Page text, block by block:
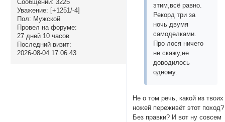
Сообщений: 3225
Уважение: [+1251/-4]
Пол: Мужской
Провел на форуме:
27 дней 10 часов
Последний визит:
2026-08-04 17:06:43
этим,всё равно.
Рекорд три за
ночь двумя
самоделками.
Про лося ничего
не скажу,не
доводилось
одному.
Не о том речь, какой из твоих
ножей переживёт этот поход?
Без правки? И вот ну совсем